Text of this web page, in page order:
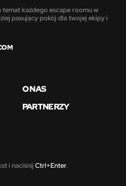
każdego escape roomu w
pasujący pokój dla twojej ekipy i
O NAS
PARTNERZY
i naciśnij Ctrl+Enter.